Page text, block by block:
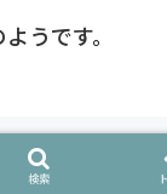
うです。
点の口コミ
検索